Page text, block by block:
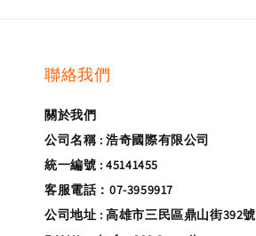
聯絡我們
關於我們
公司名稱 : 浩奇國際有限公司
統一編號 : 45141455
客服電話：07-3959917
公司地址 : 高雄市三民區鼎山街392號